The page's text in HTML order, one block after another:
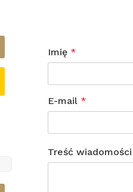
Imię *
E-mail *
Treść wiadomości